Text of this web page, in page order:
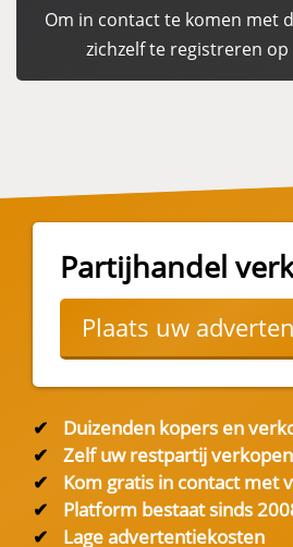
Om in contact te komen met
zichzelf te registreren op
Partijhandel
Plaats uw
✔
Duizenden kopers en
✔
Zelf uw restpartij verkopen
✔
Kom gratis in contact met
✔
Platform bestaat sinds
✔
Lage advertentiekosten